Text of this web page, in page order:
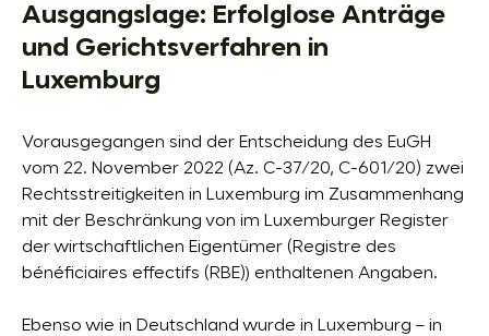
Ausgangslage: Erfolglose Anträge
und Gerichtsverfahren in
Luxemburg
Vorausgegangen sind der Entscheidung des EuGH
vom 22. November 2022 (Az. C-37/20, C-601/20) zwei
Rechtsstreitigkeiten in Luxemburg im Zusammenhang
mit der Beschränkung von im Luxemburger Register
der wirtschaftlichen Eigentümer (Registre des
bénéficiaires effectifs (RBE)) enthaltenen Angaben.
Ebenso wie in Deutschland wurde in Luxemburg – in